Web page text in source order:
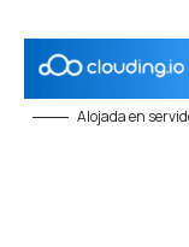
Alojada en